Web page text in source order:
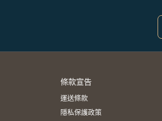
條款宣告
運送條款
隱私保護政策